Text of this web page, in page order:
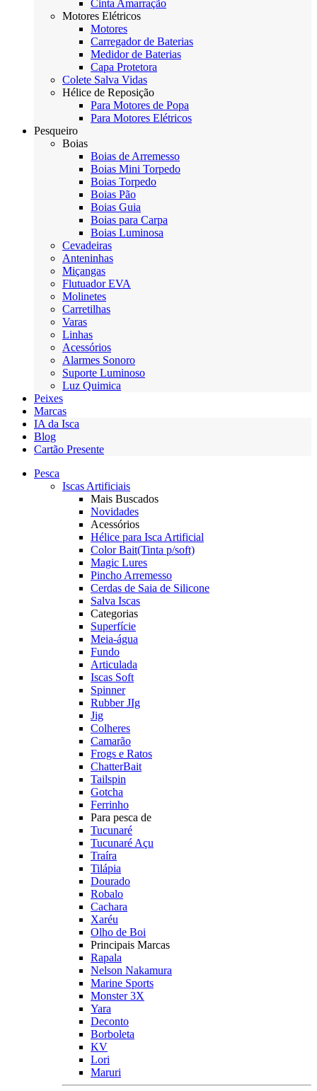
Cinta Amarração
Motores Elétricos
Motores
Carregador de Baterias
Medidor de Baterias
Capa Protetora
Colete Salva Vidas
Hélice de Reposição
Para Motores de Popa
Para Motores Elétricos
Pesqueiro
Boias
Boias de Arremesso
Boias Mini Torpedo
Boias Torpedo
Boias Pão
Boias Guia
Boias para Carpa
Boias Luminosa
Cevadeiras
Anteninhas
Miçangas
Flutuador EVA
Molinetes
Carretilhas
Varas
Linhas
Acessórios
Alarmes Sonoro
Suporte Luminoso
Luz Quimica
Peixes
Marcas
IA da Isca
Blog
Cartão Presente
Pesca
Iscas Artificiais
Mais Buscados
Novidades
Acessórios
Hélice para Isca Artificial
Color Bait(Tinta p/soft)
Magic Lures
Pincho Arremesso
Cerdas de Saia de Silicone
Salva Iscas
Categorias
Superfície
Meia-água
Fundo
Articulada
Iscas Soft
Spinner
Rubber JIg
Jig
Colheres
Camarão
Frogs e Ratos
ChatterBait
Tailspin
Gotcha
Ferrinho
Para pesca de
Tucunaré
Tucunaré Açu
Traíra
Tilápia
Dourado
Robalo
Cachara
Xaréu
Olho de Boi
Principais Marcas
Rapala
Nelson Nakamura
Marine Sports
Monster 3X
Yara
Deconto
Borboleta
KV
Lori
Maruri